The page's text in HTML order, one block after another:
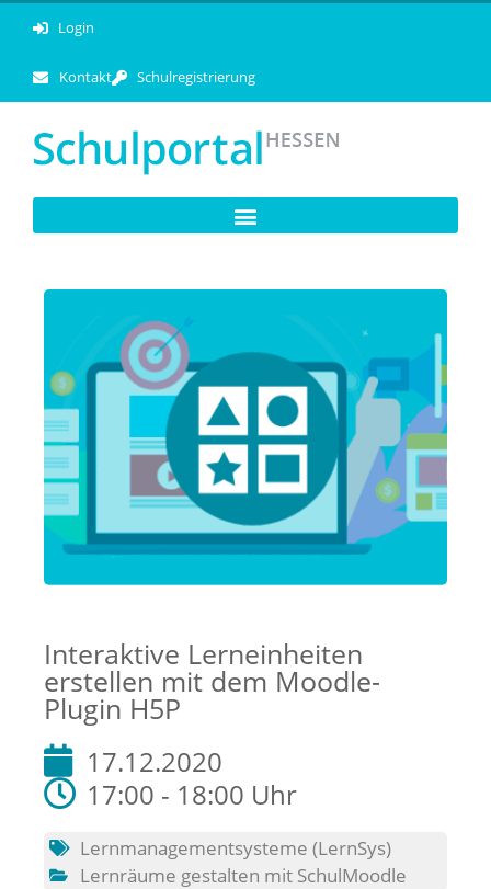
Login
Kontakt Schulregistrierung
Interaktive Lerneinheiten
erstellen mit dem Moodle-
Plugin H5P
17.12.2020
17:00 - 18:00 Uhr
Lernmanagementsysteme (LernSys)
Lernräume gestalten mit SchulMoodle